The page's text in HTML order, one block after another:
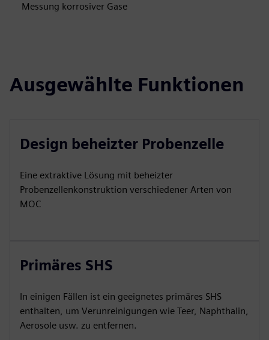
Messung korrosiver Gase
Ausgewählte Funktionen
Design beheizter Probenzelle
Eine extraktive Lösung mit beheizter
Probenzellenkonstruktion verschiedener Arten von
MOC
Primäres SHS
In einigen Fällen ist ein geeignetes primäres SHS
enthalten, um Verunreinigungen wie Teer, Naphthalin,
Aerosole usw. zu entfernen.